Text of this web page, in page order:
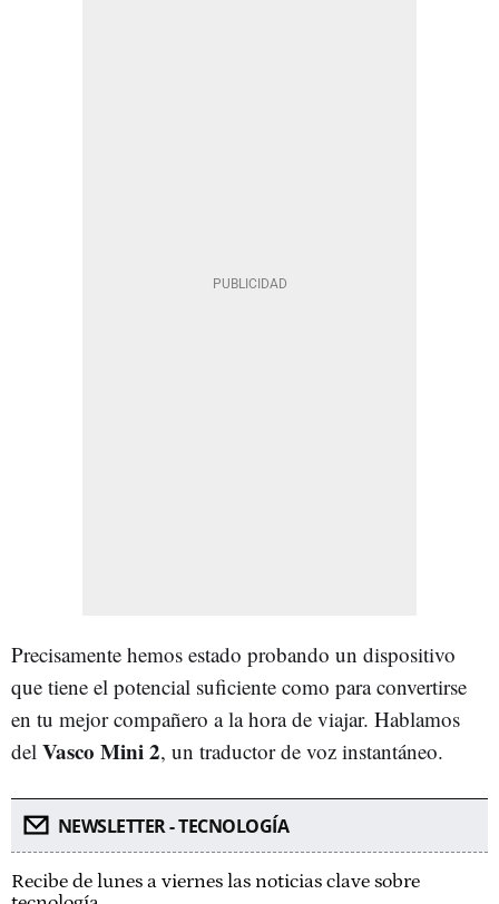
Precisamente hemos estado probando un dispositivo
que tiene el potencial suficiente como para convertirse
en tu mejor compañero a la hora de viajar. Hablamos
del Vasco Mini 2, un traductor de voz instantáneo.
NEWSLETTER - TECNOLOGÍA
Recibe de lunes a viernes las noticias clave sobre